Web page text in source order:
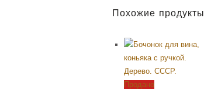
Похожие продукты
Продано